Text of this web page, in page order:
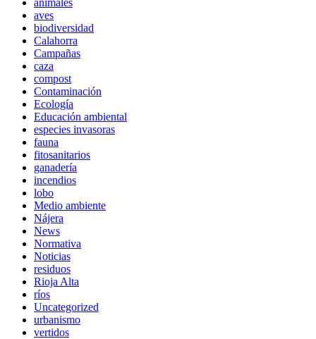
aves
biodiversidad
Calahorra
Campañas
caza
compost
Contaminación
Ecología
Educación ambiental
especies invasoras
fauna
fitosanitarios
ganadería
incendios
lobo
Medio ambiente
Nájera
News
Normativa
Noticias
residuos
Rioja Alta
ríos
Uncategorized
urbanismo
vertidos